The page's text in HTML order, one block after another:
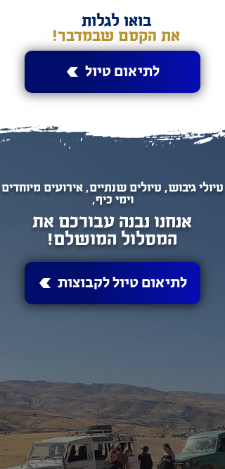
בואו לגלות
את הקסם שבמדבר!
לתיאום טיול
טיולי גיבוש, טיולים שנתיים, אירועים מיוחדים
וימי כיף,
אנחנו נבנה עבורכם את
המסלול המושלם!
לתיאום טיול לקבוצות